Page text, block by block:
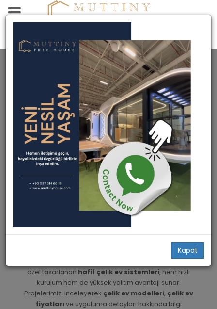
Kapat
Çelik Ev Projeleri | Hafif Çelik
Ev Modelleri ve Uygulama
Örnekleri
ve dayanıklı çelik ev projelerimizi sizlerle buluşturuyoruz.
Tek katlı, çok katlı ve loftlu olmak üzere farklı ihtiyaçlara
özel tasarlananhafif çelik ev sistemleri, hem hızlı
kurulum hem de yüksek yalıtım avantajı sunar.
Projelerimizi inceleyerek çelik ev modelleri, çelik ev
fiyatları ve uygulama detayları hakkında bilgi